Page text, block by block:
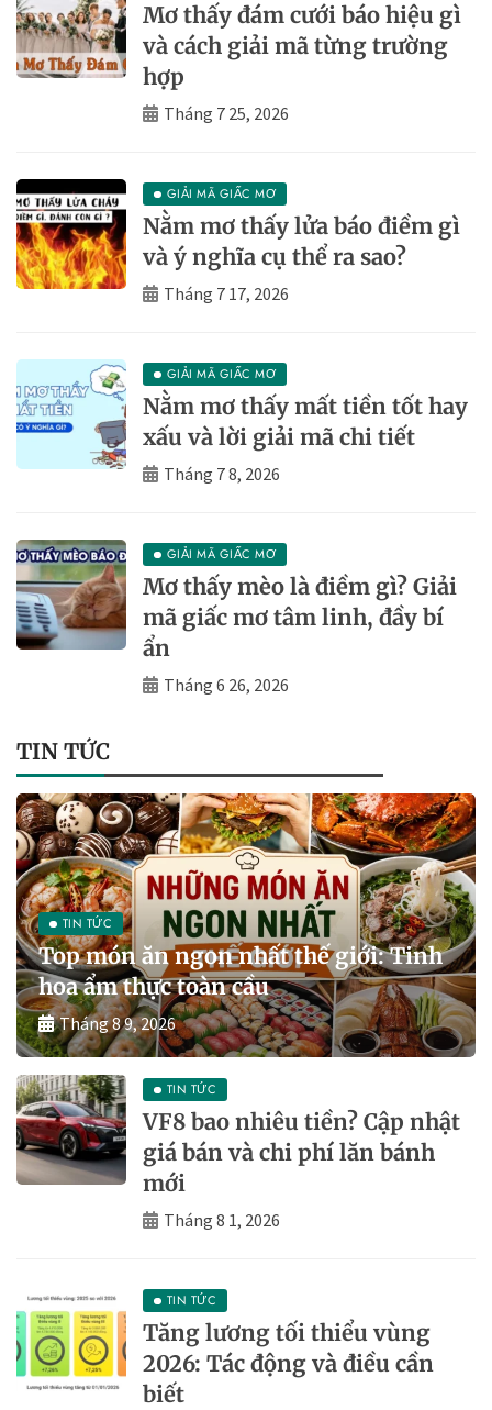
Mơ thấy đám cưới báo hiệu gì
và cách giải mã từng trường
hợp
Tháng 7 25, 2026
GIẢI MÃ GIẤC MƠ
Nằm mơ thấy lửa báo điềm gì
và ý nghĩa cụ thể ra sao?
Tháng 7 17, 2026
GIẢI MÃ GIẤC MƠ
Nằm mơ thấy mất tiền tốt hay
xấu và lời giải mã chi tiết
Tháng 7 8, 2026
GIẢI MÃ GIẤC MƠ
Mơ thấy mèo là điềm gì? Giải
mã giấc mơ tâm linh, đầy bí
ẩn
Tháng 6 26, 2026
TIN TỨC
TIN TỨC
Top món ăn ngon nhất thế giới: Tinh
hoa ẩm thực toàn cầu
Tháng 8 9, 2026
TIN TỨC
VF8 bao nhiêu tiền? Cập nhật
giá bán và chi phí lăn bánh
mới
Tháng 8 1, 2026
TIN TỨC
Tăng lương tối thiểu vùng
2026: Tác động và điều cần
biết